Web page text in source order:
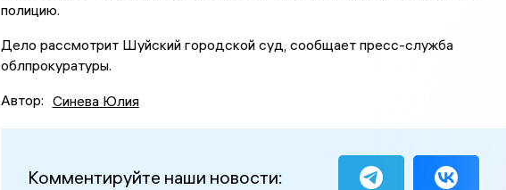
полицию.
Дело рассмотрит Шуйский городской суд, сообщает пресс-служба
облпрокуратуры.
Автор: Синева Юлия
Комментируйте наши новости: